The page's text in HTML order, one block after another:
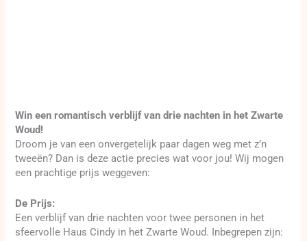
Win een romantisch verblijf van drie nachten in het Zwarte
Woud!
Droom je van een onvergetelijk paar dagen weg met z’n
tweeën? Dan is deze actie precies wat voor jou! Wij mogen
een prachtige prijs weggeven:
De Prijs:
Een verblijf van drie nachten voor twee personen in het
sfeervolle Haus Cindy in het Zwarte Woud. Inbegrepen zijn: